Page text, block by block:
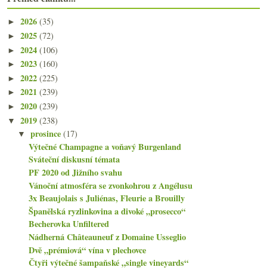
► 2026 (35)
► 2025 (72)
► 2024 (106)
► 2023 (160)
► 2022 (225)
► 2021 (239)
► 2020 (239)
▼ 2019 (238)
▼prosince(17)
Výtečné Champagne a voňavý Burgenland
Sváteční diskusní témata
PF 2020 od Jižního svahu
Vánoční atmosféra se zvonkohrou z Angélusu
3x Beaujolais s Juliénas, Fleurie a Brouilly
Španělská ryzlinkovina a divoké „prosecco“
Becherovka Unfiltered
Nádherná Châteauneuf z Domaine Usseglio
Dvě „prémiová“ vína v plechovce
Čtyři výtečné šampaňské „single vineyards“